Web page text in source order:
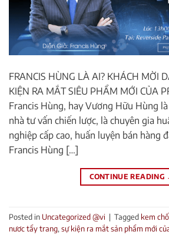
FRANCIS HÙNG LÀ AI? KHÁCH MỜI
KIỆN RA MẮT SIÊU PHẨM MỚI CỦA
Francis Hùng, hay Vương Hữu Hùng
nhà tư vấn chiến lược, là chuyên gia
nghiệp cấp cao, huấn luyện bán hàng
Francis Hùng […]
CONTINUE READING
Posted in Uncategorized @vi | Tagged kem
nươc tẩy trang,sự kiện ra mắt sản phẩm mới